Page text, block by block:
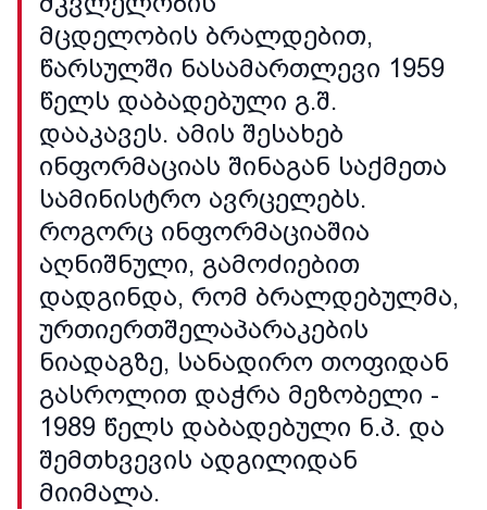
მცდელობის ბრალდებით,
წარსულში ნასამართლევი 1959
წელს დაბადებული გ.შ.
დააკავეს. ამის შესახებ
ინფორმაციას შინაგან საქმეთა
სამინისტრო ავრცელებს.
როგორც ინფორმაციაშია
აღნიშნული, გამოძიებით
დადგინდა, რომ ბრალდებულმა,
ურთიერთშელაპარაკების
ნიადაგზე, სანადირო თოფიდან
გასროლით დაჭრა მეზობელი -
1989 წელს დაბადებული ნ.პ. და
შემთხვევის ადგილიდან
მიიმალა.